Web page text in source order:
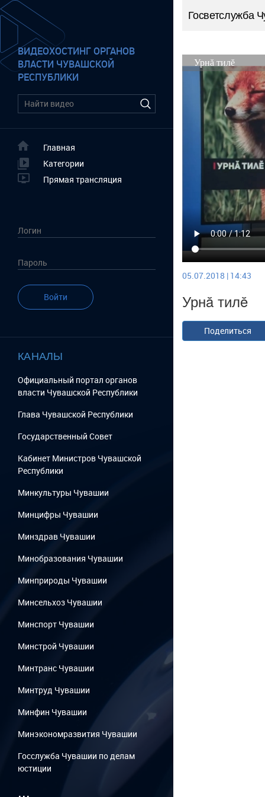
ВИДЕОХОСТИНГ ОРГАНОВ
ВЛАСТИ ЧУВАШСКОЙ
РЕСПУБЛИКИ
Главная
Категории
Прямая трансляция
Войти
КАНАЛЫ
Официальный портал органов
власти Чувашской Республики
Глава Чувашской Республики
Государственный Cовет
Кабинет Министров Чувашской
Республики
Минкультуры Чувашии
Минцифры Чувашии
Минздрав Чувашии
Минобразования Чувашии
Минприроды Чувашии
Минсельхоз Чувашии
Минспорт Чувашии
Минстрой Чувашии
Минтранс Чувашии
Минтруд Чувашии
Минфин Чувашии
Минэкономразвития Чувашии
Госслужба Чувашии по делам
юстиции
...
Госветслужба
05.07.2018 | 14:43
Урнă тилĕ
Поделиться